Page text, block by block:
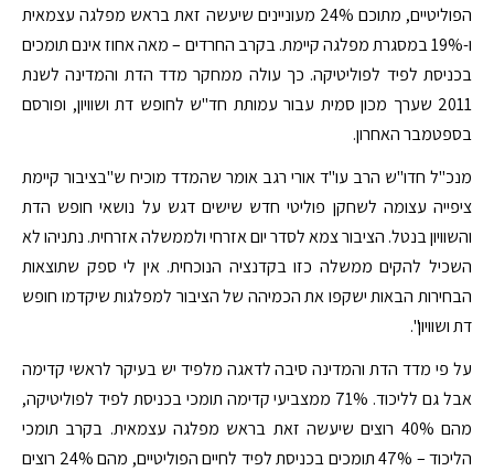
הפוליטיים, מתוכם 24% מעוניינים שיעשה זאת בראש מפלגה עצמאית
ו-19% במסגרת מפלגה קיימת. בקרב החרדים – מאה אחוז אינם תומכים
בכניסת לפיד לפוליטיקה. כך עולה ממחקר מדד הדת והמדינה לשנת
2011 שערך מכון סמית עבור עמותת חד"ש לחופש דת ושוויון, ופורסם
בספטמבר האחרון.
מנכ"ל חדו"ש הרב עו"ד אורי רגב אומר שהמדד מוכיח ש"בציבור קיימת
ציפייה עצומה לשחקן פוליטי חדש שישים דגש על נושאי חופש הדת
והשוויון בנטל. הציבור צמא לסדר יום אזרחי ולממשלה אזרחית. נתניהו לא
השכיל להקים ממשלה כזו בקדנציה הנוכחית. אין לי ספק שתוצאות
הבחירות הבאות ישקפו את הכמיהה של הציבור למפלגות שיקדמו חופש
דת ושוויון".
על פי מדד הדת והמדינה סיבה לדאגה מלפיד יש בעיקר לראשי קדימה
אבל גם לליכוד. 71% ממצביעי קדימה תומכי בכניסת לפיד לפוליטיקה,
מהם 40% רוצים שיעשה זאת בראש מפלגה עצמאית. בקרב תומכי
הליכוד – 47% תומכים בכניסת לפיד לחיים הפוליטיים, מהם 24% רוצים